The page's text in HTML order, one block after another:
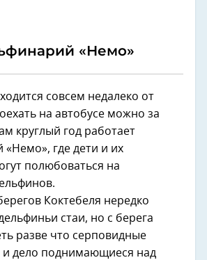
«Немо»
совсем недалеко от
на автобусе можно за
круглый год работает
«Немо», где дети и их
полюбоваться на
Коктебеля нередко
стаи, но с берега
разве что серповидные
и дело поднимающиеся над